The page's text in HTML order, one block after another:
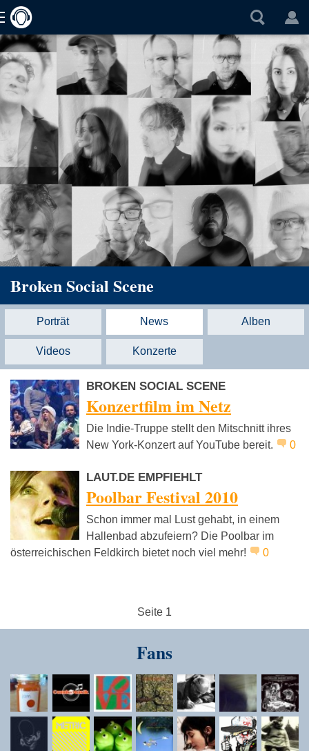
Broken Social Scene
Porträt News Alben
Videos Konzerte
BROKEN SOCIAL SCENE
Konzertfilm im Netz
Die Indie-Truppe stellt den Mitschnitt ihres
New York-Konzert auf YouTube bereit.
0
LAUT.DE EMPFIEHLT
Poolbar Festival 2010
Schon immer mal Lust gehabt, in einem
Hallenbad abzufeiern? Die Poolbar im
österreichischen Feldkirch bietet noch viel mehr!
0
Seite 1
Fans